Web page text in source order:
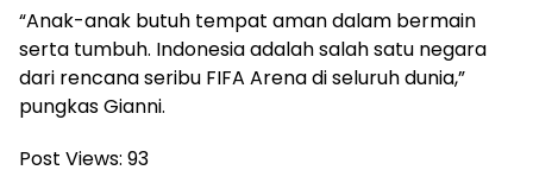
“Anak-anak butuh tempat aman dalam bermain
serta tumbuh. Indonesia adalah salah satu negara
dari rencana seribu FIFA Arena di seluruh dunia,”
pungkas Gianni.
Post Views: 93